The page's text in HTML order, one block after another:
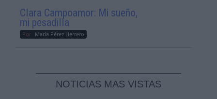
Clara Campoamor: Mi sueño,
mi pesadilla
Por María Pérez Herrero
NOTICIAS MAS VISTAS